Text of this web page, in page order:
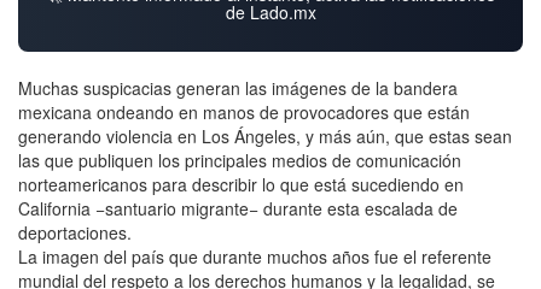
de Lado.mx
Muchas suspicacias generan las imágenes de la bandera
mexicana ondeando en manos de provocadores que están
generando violencia en Los Ángeles, y más aún, que estas sean
las que publiquen los principales medios de comunicación
norteamericanos para describir lo que está sucediendo en
California −santuario migrante− durante esta escalada de
deportaciones.
La imagen del país que durante muchos años fue el referente
mundial del respeto a los derechos humanos y la legalidad, se